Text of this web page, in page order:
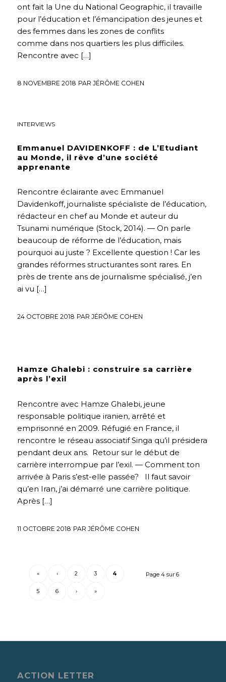
ont fait la Une du National Geographic, il travaille
pour l’éducation et l’émancipation des jeunes et
des femmes dans les zones de conflits
comme dans nos quartiers les plus difficiles.
Rencontre avec […]
8 NOVEMBRE 2018 PAR JÉRÔME COHEN
INTERVIEWS
Emmanuel DAVIDENKOFF : de L’Etudiant
au Monde, il rêve d’une société
apprenante
Rencontre éclairante avec Emmanuel
Davidenkoff, journaliste spécialiste de l’éducation,
rédacteur en chef au Monde et auteur du
Tsunami numérique (Stock, 2014). — On parle
beaucoup de réforme de l’éducation, mais
pourquoi au juste ? Excellente question ! Car les
grandes réformes structurantes sont rares. En
près de trente ans de journalisme spécialisé, j’en
ai vu […]
24 OCTOBRE 2018 PAR JÉRÔME COHEN
Hamze Ghalebi : construire sa carrière
après l’exil
Rencontre avec Hamze Ghalebi, jeune
responsable politique iranien, arrêté et
emprisonné en 2009. Réfugié en France, il
rencontre le réseau associatif Singa qu’il présidera
pendant deux ans. Retour sur le début de
carrière interrompue par l’exil. — Comment ton
arrivée à Paris s’est-elle passée? Il faut savoir
qu’en Iran, j’ai démarré une carrière politique.
Après […]
11 OCTOBRE 2018 PAR JÉRÔME COHEN
Page 4 sur 6
« ‹ 2 3 4
5 6 › »
ACTION LETTER